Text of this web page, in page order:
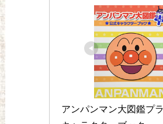
アンパンマン大図鑑プ